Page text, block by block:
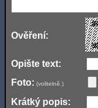
Ověření:
Opište text:
Foto: (volitelně.)
Krátký popis: